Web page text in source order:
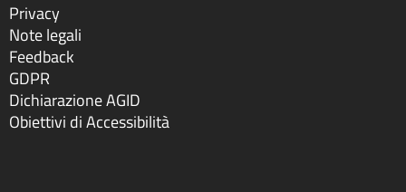
Privacy
Note legali
Feedback
GDPR
Dichiarazione AGID
Obiettivi di Accessibilità